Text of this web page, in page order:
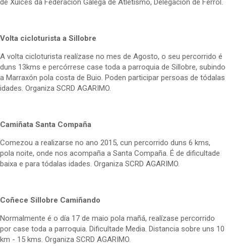
de Xuíces da Federación Galega de Atletismo, Delegación de Ferrol.
Volta cicloturista a Sillobre
A volta cicloturista realízase no mes de Agosto, o seu percorrido é
duns 13kms e percórrese case toda a parroquia de Sillobre, subindo
a Marraxón pola costa de Buio. Poden participar persoas de tódalas
idades. Organiza SCRD AGARIMO.
Camiñata Santa Compaña
Comezou a realizarse no ano 2015, cun percorrido duns 6 kms,
pola noite, onde nos acompaña a Santa Compaña. É de dificultade
baixa e para tódalas idades. Organiza SCRD AGARIMO.
Coñece Sillobre Camiñando
Normalmente é o día 17 de maio pola mañá, realízase percorrido
por case toda a parroquia. Dificultade Media. Distancia sobre uns 10
km - 15 kms. Organiza SCRD AGARIMO.